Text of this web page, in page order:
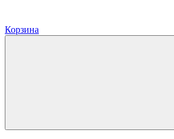
Корзина